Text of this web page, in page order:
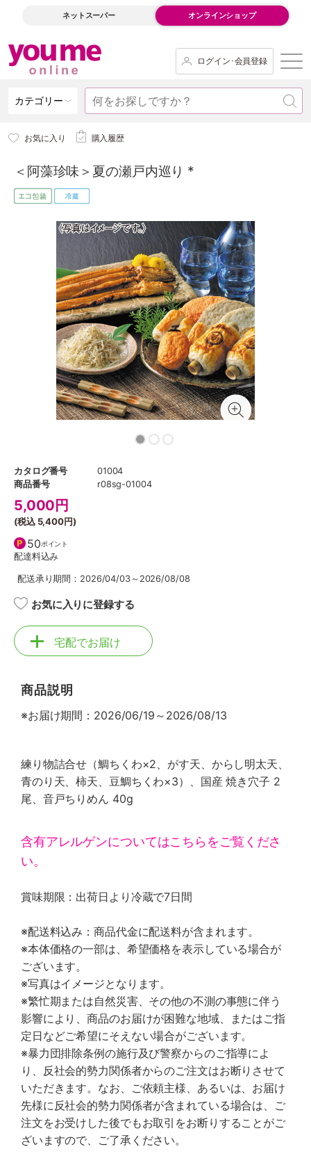
ネットスーパー オンラインショップ
ログイン･会員登録
カテゴリー
お気に入り 購入履歴
＜阿藻珍味＞夏の瀬戸内巡り *
カタログ番号
01004
商品番号
r08sg-01004
5,000 円
(税込 5,400円)
50ポイント
配達料込み
配送承り期間：2026/04/03～2026/08/08
お気に入りに登録する
宅配でお届け
商品説明
※お届け期間：2026/06/19～2026/08/13
練り物詰合せ（鯛ちくわ×2、がす天、からし明太天、
青のり天、柿天、豆鯛ちくわ×3）、国産 焼き穴子 2
尾、音戸ちりめん 40g
含有アレルゲンについてはこちらをご覧くださ
い。
賞味期限：出荷日より冷蔵で7日間
※配送料込み：商品代金に配送料が含まれます。
※本体価格の一部は、希望価格を表示している場合が
ございます。
※写真はイメージとなります。
※繁忙期または自然災害、その他の不測の事態に伴う
影響により、商品のお届けが困難な地域、またはご指
定日などご希望にそえない場合がございます。
※暴力団排除条例の施行及び警察からのご指導によ
り、反社会的勢力関係者からのご注文はお断りさせて
いただきます。なお、ご依頼主様、あるいは、お届け
先様に反社会的勢力関係者が含まれている場合は、ご
注文をお受けした後でもお取引をお断りすることがご
ざいますので、ご了承ください。